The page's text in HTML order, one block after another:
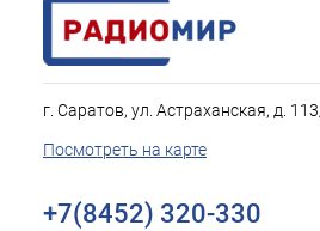
г. Саратов, ул. Астраханская, д.
Посмотреть на карте
+7(8452) 320-330